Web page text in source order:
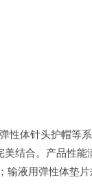
体针头护帽等
合。产品性
液用弹性体垫